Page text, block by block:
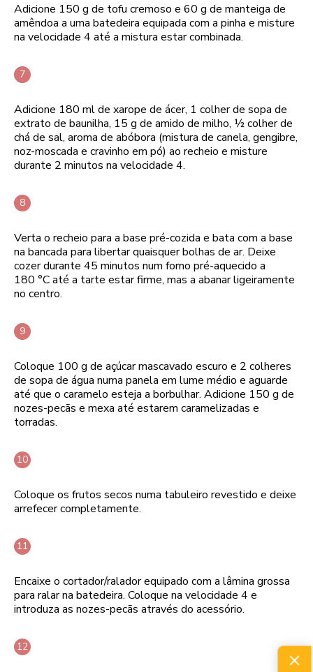
Adicione 150 g de tofu cremoso e 60 g de manteiga de
amêndoa a uma batedeira equipada com a pinha e misture
na velocidade 4 até a mistura estar combinada.
Adicione 180 ml de xarope de ácer, 1 colher de sopa de
extrato de baunilha, 15 g de amido de milho, ½ colher de
chá de sal, aroma de abóbora (mistura de canela, gengibre,
noz-moscada e cravinho em pó) ao recheio e misture
durante 2 minutos na velocidade 4.
Verta o recheio para a base pré-cozida e bata com a base
na bancada para libertar quaisquer bolhas de ar. Deixe
cozer durante 45 minutos num forno pré-aquecido a
180 °C até a tarte estar firme, mas a abanar ligeiramente
no centro.
Coloque 100 g de açúcar mascavado escuro e 2 colheres
de sopa de água numa panela em lume médio e aguarde
até que o caramelo esteja a borbulhar. Adicione 150 g de
nozes-pecãs e mexa até estarem caramelizadas e
torradas.
Coloque os frutos secos numa tabuleiro revestido e deixe
arrefecer completamente.
Encaixe o cortador/ralador equipado com a lâmina grossa
para ralar na batedeira. Coloque na velocidade 4 e
introduza as nozes-pecãs através do acessório.